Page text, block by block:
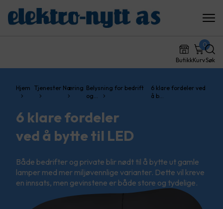
ButikkKurv
0
Søk
Hjem Tjenester Næring Belysning for bedrift
og…
6 klare fordeler ved
å b…
6 klare fordeler
ved å bytte til LED
Både bedrifter og private blir nødt til å bytte ut gamle
lamper med mer miljøvennlige varianter. Dette vil kreve
en innsats, men gevinstene er både store og tydelige.